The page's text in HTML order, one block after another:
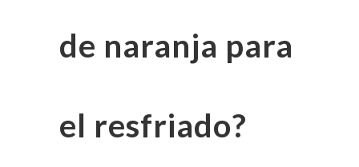
de naranja para
el resfriado?